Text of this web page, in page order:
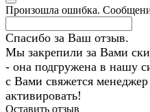
Произошла ошибка.
Спасибо за Ваш отзыв.
Мы закрепили за Вами
- она подгружена в нашу
с Вами свяжется менеджер
активировать!
Оставить отзыв